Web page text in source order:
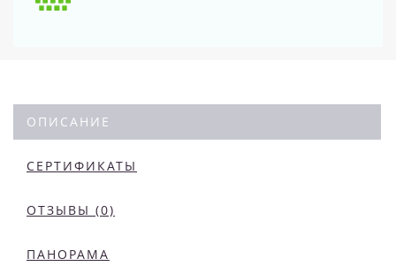
ОПИСАНИЕ
СЕРТИФИКАТЫ
ОТЗЫВЫ (0)
ПАНОРАМА